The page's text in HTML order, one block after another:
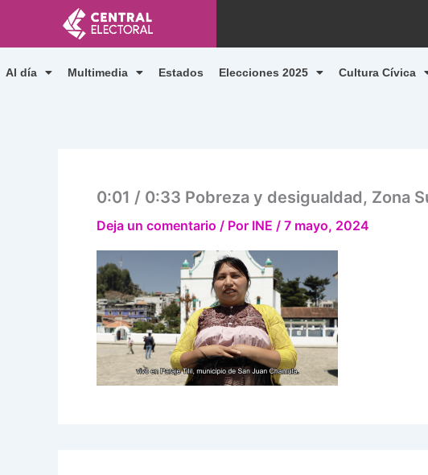
contenido
Al día Multimedia Estados Elecciones 2025 Cultura Cívica
0:01 / 0:33 Pobreza y desigualdad, Zona
Deja un comentario / Por INE / 7 mayo, 2024